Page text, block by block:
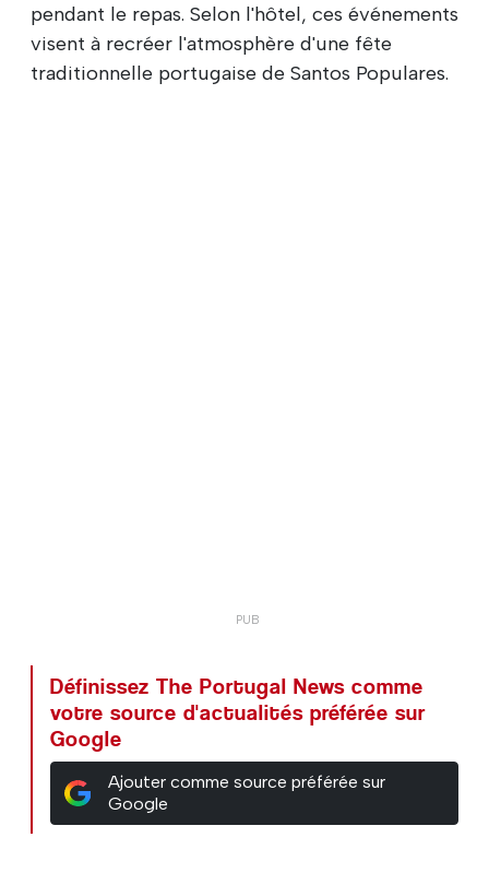
pendant le repas. Selon l'hôtel, ces événements
visent à recréer l'atmosphère d'une fête
traditionnelle portugaise de Santos Populares.
Définissez The Portugal News comme
votre source d'actualités préférée sur
Google
Ajouter comme source préférée sur
Google